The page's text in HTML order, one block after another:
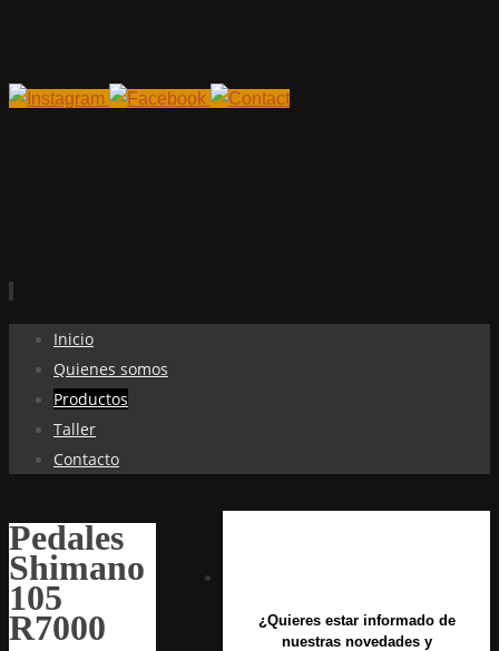
contenido
Inicio
Quienes somos
Productos
Taller
Contacto
Pedales
Shimano
105
R7000
¿Quieres estar informado de
nuestras novedades y